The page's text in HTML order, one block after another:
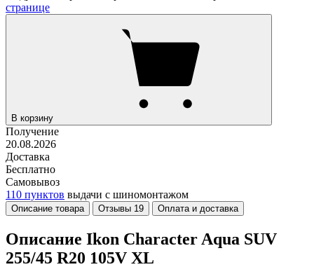
странице
В корзину
Получение
20.08.2026
Доставка
Бесплатно
Самовывоз
110 пунктов выдачи с шиномонтажом
Описание товара Отзывы 19 Оплата и доставка
Описание Ikon Character Aqua SUV
255/45 R20 105V XL